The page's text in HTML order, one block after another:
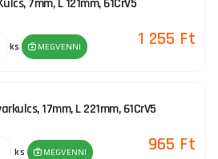
ks MEGVENNI 1 255 Ft
17mm, L 221mm, 61CrV5
ks MEGVENNI 965 Ft